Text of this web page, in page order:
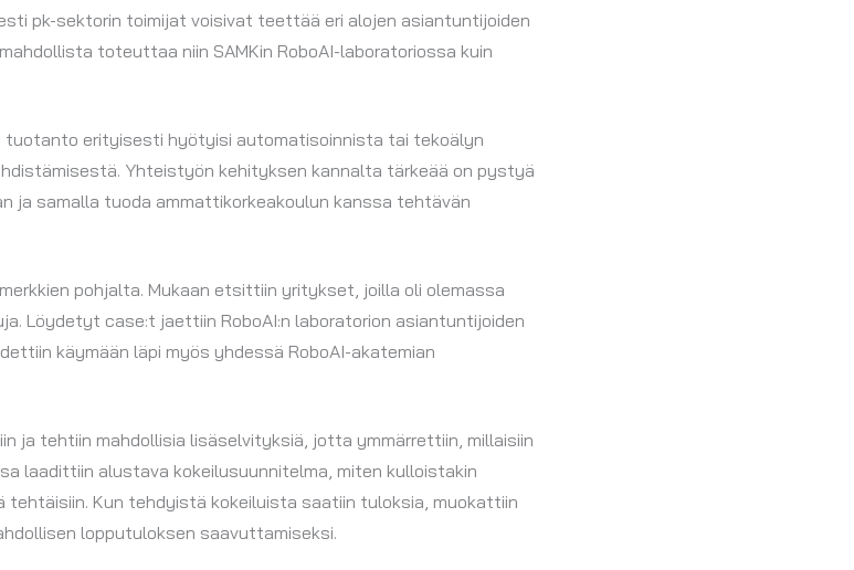
pk-sektorin toimijat voisivat teettää eri alojen asiantuntijoiden
toteuttaa niin SAMKin RoboAI-laboratoriossa kuin
tuotanto erityisesti hyötyisi automatisoinnista tai tekoälyn
Yhteistyön kehityksen kannalta tärkeää on pystyä
ja samalla tuoda ammattikorkeakoulun kanssa tehtävän
pohjalta. Mukaan etsittiin yritykset, joilla oli olemassa
Löydetyt case:t jaettiin RoboAI:n laboratorion asiantuntijoiden
käymään läpi myös yhdessä RoboAI-akatemian
ja tehtiin mahdollisia lisäselvityksiä, jotta ymmärrettiin, millaisiin
laadittiin alustava kokeilusuunnitelma, miten kulloistakin
Kun tehdyistä kokeiluista saatiin tuloksia, muokattiin
lopputuloksen saavuttamiseksi.